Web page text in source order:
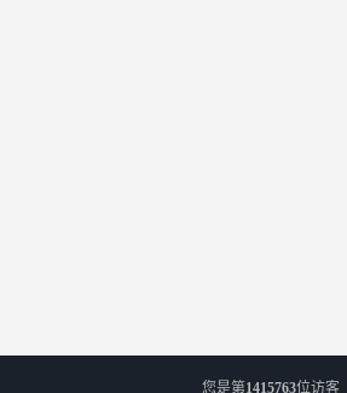
您是第1415763位访客